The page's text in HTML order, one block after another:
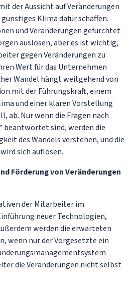
der Aussicht auf Veränderungen
Klima dafür schaffen.
und Veränderungen gefürchtet
auslösen, aber es ist wichtig,
gegen Veränderungen zu
Wert für das Unternehmen
Wandel hängt weitgehend von
mit der Führungskraft, einem
und einer klaren Vorstellung
ab. Nur wenn die Fragen nach
beantwortet sind, werden die
des Wandels verstehen, und die
sich auflösen.
Förderung von Veränderungen
der Mitarbeiter im
neuer Technologien,
werden die erwarteten
wenn nur der Vorgesetzte ein
die Veränderungen nicht selbst